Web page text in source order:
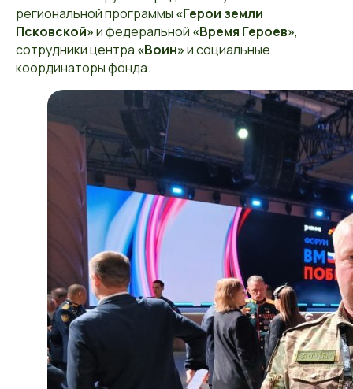
региональной программы «Герои земли
Псковской»и федеральной «Время Героев»,
сотрудники центра «Воин»и социальные
координаторы фонда.